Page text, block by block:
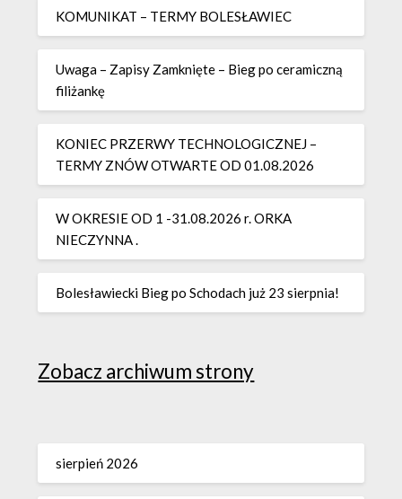
KOMUNIKAT – TERMY BOLESŁAWIEC
Uwaga – Zapisy Zamknięte – Bieg po ceramiczną
filiżankę
KONIEC PRZERWY TECHNOLOGICZNEJ –
TERMY ZNÓW OTWARTE OD 01.08.2026
W OKRESIE OD 1 -31.08.2026 r. ORKA
NIECZYNNA .
Bolesławiecki Bieg po Schodach już 23 sierpnia!
Zobacz archiwum strony
sierpień 2026